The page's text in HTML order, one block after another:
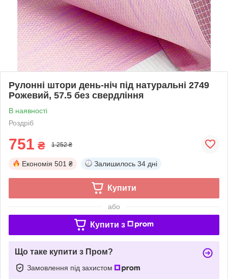
Рулонні штори день-ніч під натуральні 2749
Рожевий, 57.5 без свердління
В наявності
Роздріб
751 ₴ 1 252 ₴
Економія 501 ₴ Залишилось 34 дні
Купити
або
Купити з
Що таке купити з Пром?
Замовлення під захистом